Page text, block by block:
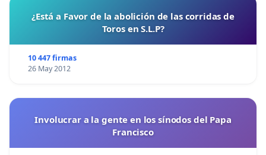
¿Está a Favor de la abolición de las corridas de
Toros en S.L.P?
10 447 firmas
26 May 2012
Involucrar a la gente en los sínodos del Papa
Francisco